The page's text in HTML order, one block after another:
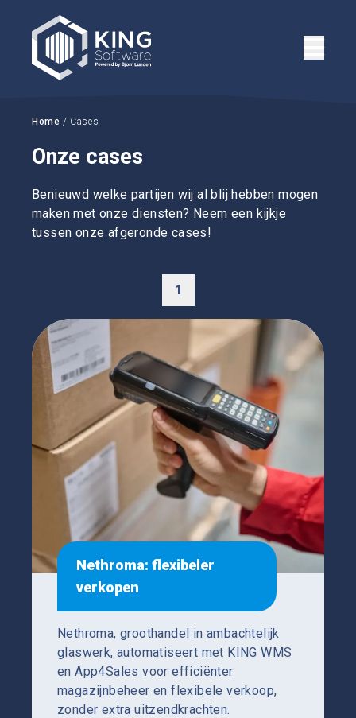
Home / Cases
Onze cases
Benieuwd welke partijen wij al blij hebben mogen
maken met onze diensten? Neem een kijkje
tussen onze afgeronde cases!
1
Nethroma: flexibeler
verkopen
Nethroma, groothandel in ambachtelijk
glaswerk, automatiseert met KING WMS
en App4Sales voor efficiënter
magazijnbeheer en flexibele verkoop,
zonder extra uitzendkrachten.